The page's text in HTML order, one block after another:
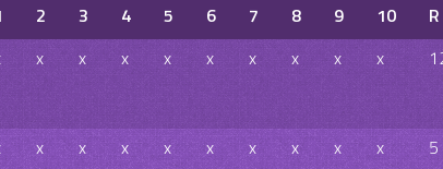
2 3 4 5 6 7 8 9 10 R
x x x x x x x x x
x x x x x x x x x 5